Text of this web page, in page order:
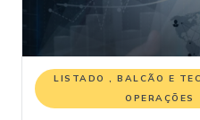
LISTADO , BALCÃO E
OPERAÇÕES